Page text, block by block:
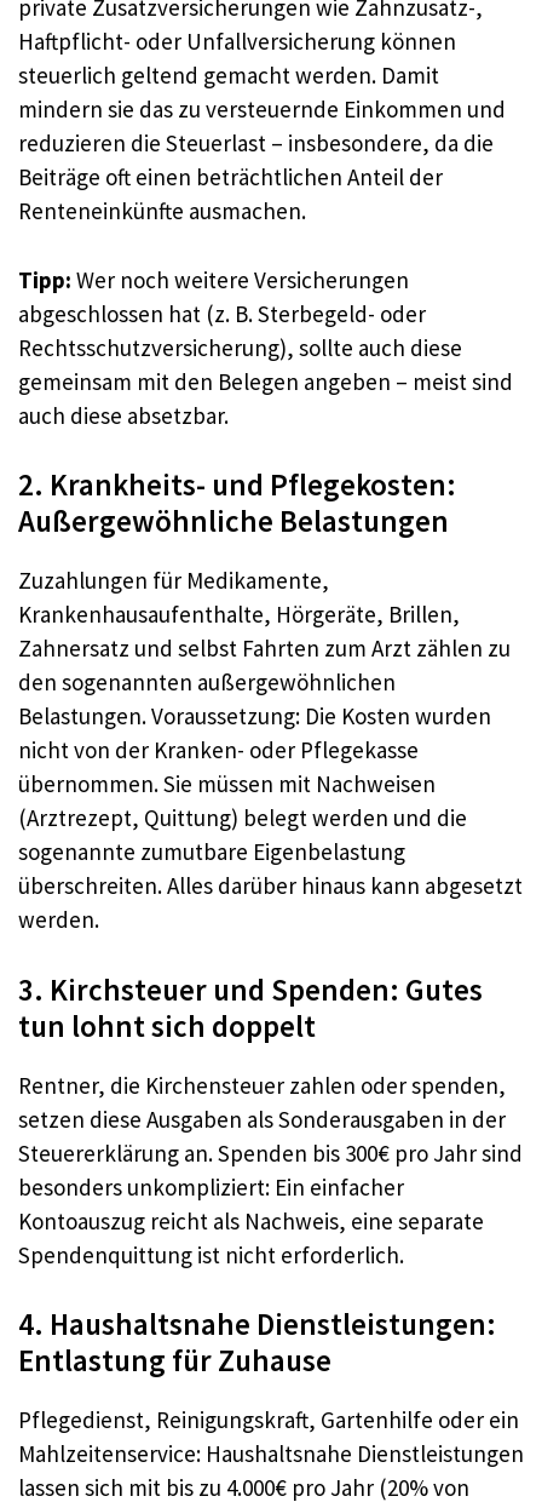
private Zusatzversicherungen wie Zahnzusatz-,
Haftpflicht- oder Unfallversicherung können
steuerlich geltend gemacht werden. Damit
mindern sie das zu versteuernde Einkommen und
reduzieren die Steuerlast – insbesondere, da die
Beiträge oft einen beträchtlichen Anteil der
Renteneinkünfte ausmachen.
Tipp: Wer noch weitere Versicherungen
abgeschlossen hat (z. B. Sterbegeld- oder
Rechtsschutzversicherung), sollte auch diese
gemeinsam mit den Belegen angeben – meist sind
auch diese absetzbar.
2. Krankheits- und Pflegekosten:
Außergewöhnliche Belastungen
Zuzahlungen für Medikamente,
Krankenhausaufenthalte, Hörgeräte, Brillen,
Zahnersatz und selbst Fahrten zum Arzt zählen zu
den sogenannten außergewöhnlichen
Belastungen. Voraussetzung: Die Kosten wurden
nicht von der Kranken- oder Pflegekasse
übernommen. Sie müssen mit Nachweisen
(Arztrezept, Quittung) belegt werden und die
sogenannte zumutbare Eigenbelastung
überschreiten. Alles darüber hinaus kann abgesetzt
werden.
3. Kirchsteuer und Spenden: Gutes
tun lohnt sich doppelt
Rentner, die Kirchensteuer zahlen oder spenden,
setzen diese Ausgaben als Sonderausgaben in der
Steuererklärung an. Spenden bis 300€ pro Jahr sind
besonders unkompliziert: Ein einfacher
Kontoauszug reicht als Nachweis, eine separate
Spendenquittung ist nicht erforderlich.
4. Haushaltsnahe Dienstleistungen:
Entlastung für Zuhause
Pflegedienst, Reinigungskraft, Gartenhilfe oder ein
Mahlzeitenservice: Haushaltsnahe Dienstleistungen
lassen sich mit bis zu 4.000€ pro Jahr (20% von